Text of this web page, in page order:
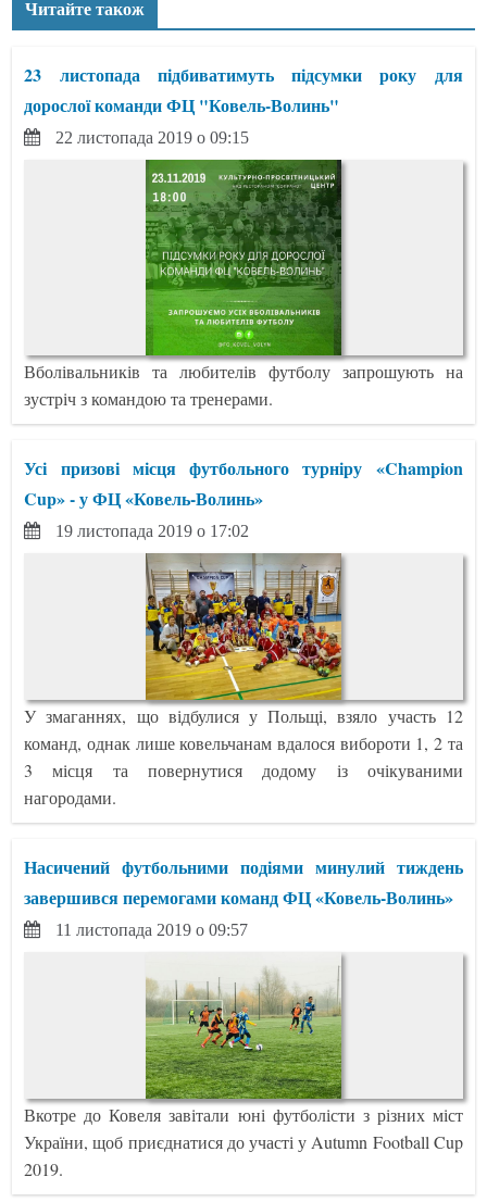
Читайте також
23 листопада підбиватимуть підсумки року для
дорослої команди ФЦ "Ковель-Волинь"
22 листопада 2019 о 09:15
Вболівальників та любителів футболу запрошують на
зустріч з командою та тренерами.
Усі призові місця футбольного турніру «Champion
Cup» - у ФЦ «Ковель-Волинь»
19 листопада 2019 о 17:02
У змаганнях, що відбулися у Польщі, взяло участь 12
команд, однак лише ковельчанам вдалося вибороти 1, 2 та
3 місця та повернутися додому із очікуваними
нагородами.
Насичений футбольними подіями минулий тиждень
завершився перемогами команд ФЦ «Ковель-Волинь»
11 листопада 2019 о 09:57
Вкотре до Ковеля завітали юні футболісти з різних міст
України, щоб приєднатися до участі у Autumn Football Cup
2019.